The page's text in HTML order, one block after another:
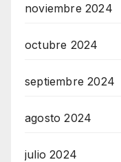
noviembre 2024
octubre 2024
septiembre 2024
agosto 2024
julio 2024